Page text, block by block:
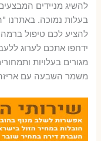
להשיג מניידים
בעלות נמוכה.
להציע לכם טיפול
ידחפו אתכם לערוג
מגורים בעלויות
משמר השבעה עם